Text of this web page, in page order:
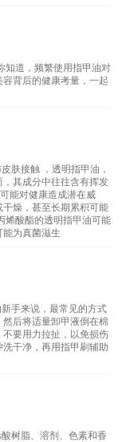
知道，频繁使用指甲油对
背后的健康考量，一起
肤接触 ，透明指甲油，
其成分中往往含有挥发
能对健康造成潜在威
燥，甚至长期累积可能
烯酸酯的透明指甲油可能
为真菌滋生
手来说，最常见的方式
后将适量卸甲液倒在棉
要用力拉扯，以免损伤
干净，再用指甲刷辅助
树脂、溶剂、色素和香